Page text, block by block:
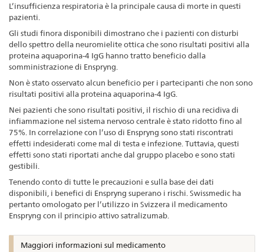
L’insufficienza respiratoria è la principale causa di morte in questi
pazienti.
Gli studi finora disponibili dimostrano che i pazienti con disturbi
dello spettro della neuromielite ottica che sono risultati positivi alla
proteina aquaporina-4 IgG hanno tratto beneficio dalla
somministrazione di Enspryng.
Non è stato osservato alcun beneficio per i partecipanti che non sono
risultati positivi alla proteina aquaporina-4 IgG.
Nei pazienti che sono risultati positivi, il rischio di una recidiva di
infiammazione nel sistema nervoso centrale è stato ridotto fino al
75%. In correlazione con l’uso di Enspryng sono stati riscontrati
effetti indesiderati come mal di testa e infezione. Tuttavia, questi
effetti sono stati riportati anche dal gruppo placebo e sono stati
gestibili.
Tenendo conto di tutte le precauzioni e sulla base dei dati
disponibili, i benefici di Enspryng superano i rischi. Swissmedic ha
pertanto omologato per l’utilizzo in Svizzera il medicamento
Enspryng con il principio attivo satralizumab.
Maggiori informazioni sul medicamento